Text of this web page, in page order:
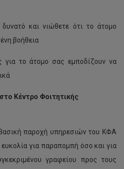
και νιώθετε ότι το άτομο
βοήθεια
για το άτομο σας εμποδίζουν να
Κέντρο Φοιτητικής
παροχή υπηρεσιών του ΚΦΑ
για παραπομπή όσο και για
γραφείου προς τους